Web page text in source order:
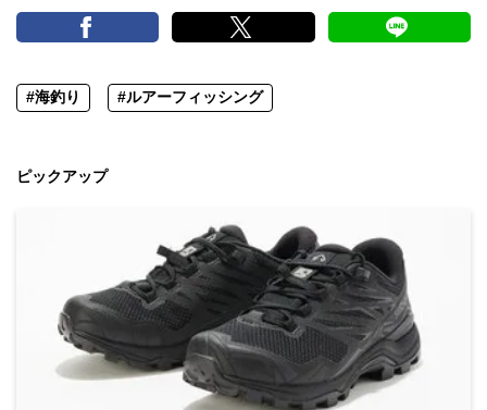
#海釣り #ルアーフィッシング
ピックアップ